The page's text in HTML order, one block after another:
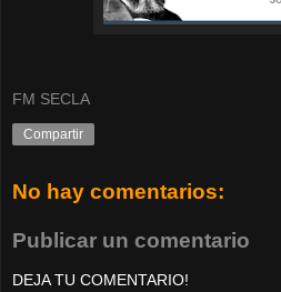
FM SECLA
Compartir
No hay comentarios:
Publicar un comentario
DEJA TU COMENTARIO!